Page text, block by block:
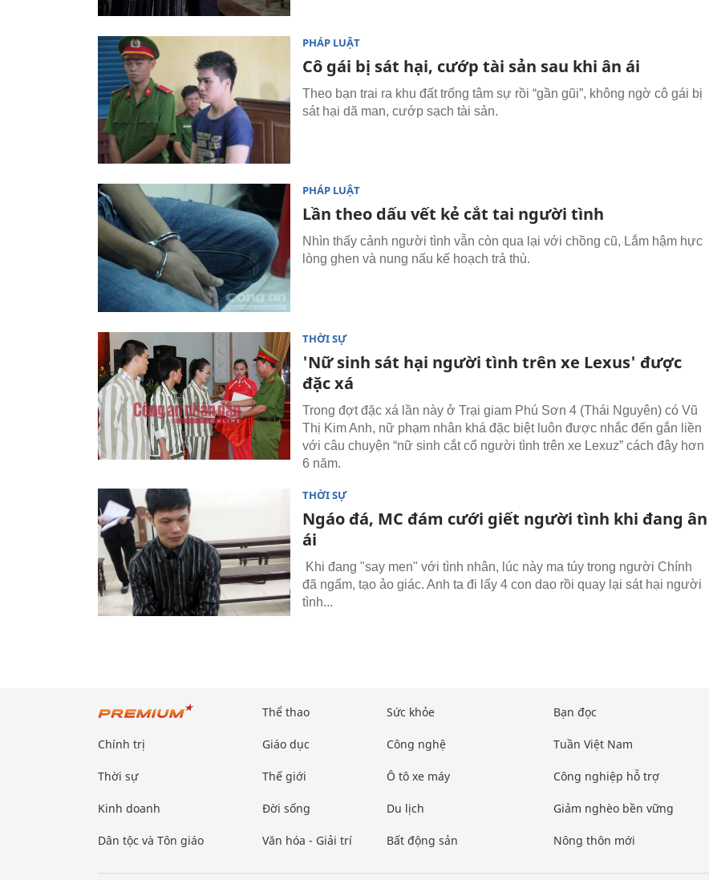
PHÁP LUẬT
Cô gái bị sát hại, cướp tài sản sau khi ân ái
Theo bạn trai ra khu đất trống tâm sự rồi “gần gũi”, không ngờ cô gái bị
sát hại dã man, cướp sạch tài sản.
PHÁP LUẬT
Lần theo dấu vết kẻ cắt tai người tình
Nhìn thấy cảnh người tình vẫn còn qua lại với chồng cũ, Lắm hậm hực
lòng ghen và nung nấu kế hoạch trả thù.
THỜI SỰ
'Nữ sinh sát hại người tình trên xe Lexus' được
đặc xá
Trong đợt đặc xá lần này ở Trại giam Phú Sơn 4 (Thái Nguyên) có Vũ
Thị Kim Anh, nữ phạm nhân khá đặc biệt luôn được nhắc đến gắn liền
với câu chuyện “nữ sinh cắt cổ người tình trên xe Lexuz” cách đây hơn
6 năm.
THỜI SỰ
Ngáo đá, MC đám cưới giết người tình khi đang ân
ái
Khi đang "say men" với tình nhân, lúc này ma túy trong người Chính
đã ngấm, tạo ảo giác. Anh ta đi lấy 4 con dao rồi quay lại sát hại người
tình...
Chính trị
Thời sự
Kinh doanh
Dân tộc và Tôn giáo
Thể thao
Giáo dục
Thế giới
Đời sống
Văn hóa - Giải trí
Sức khỏe
Công nghệ
Ô tô xe máy
Du lịch
Bất động sản
Bạn đọc
Tuần Việt Nam
Công nghiệp hỗ trợ
Giảm nghèo bền vững
Nông thôn mới